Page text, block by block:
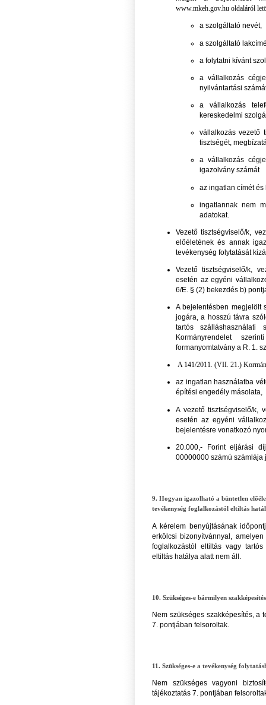
www.mkeh.gov.hu oldaláról
a szolgáltató nevét,
a szolgáltató
a folytatni kívánt
a vállalkozás
nyilvántartási
a vállalkozás
kereskedelmi
vállalkozás vezető
tisztségét,
a vállalkozás
igazolvány számát
az ingatlan címét
ingatlannak nem
adatokat.
Vezető tisztségviselő/k,
előéletének és annak
tevékenység folytatását
Vezető tisztségviselő/k,
esetén az egyéni
6/E. § (2) bekezdés b)
A bejelentésben megjelölt
jogára, a hosszú távra
tartós szálláshasználati
Kormányrendelet
formanyomtatvány a R. 1.
A 141/2011. (VII. 21.)
az ingatlan használatba
építési engedély másolata,
A vezető tisztségviselő/k,
esetén az egyéni
bejelentésre vonatkozó
20.000,- Forint eljárási
00000000 számú
9. Hogyan igazolható a büntetlen
tevékenység foglalkozástól eltiltás
A kérelem benyújtásának
erkölcsi bizonyítvánnyal,
foglalkozástól eltiltás vagy tartós
eltiltás hatálya alatt nem áll.
10. Szükséges-e bármilyen
Nem szükséges szakképesítés, a
7. pontjában felsoroltak.
11. Szükséges-e a tevékenység
Nem szükséges vagyoni
tájékoztatás 7. pontjában